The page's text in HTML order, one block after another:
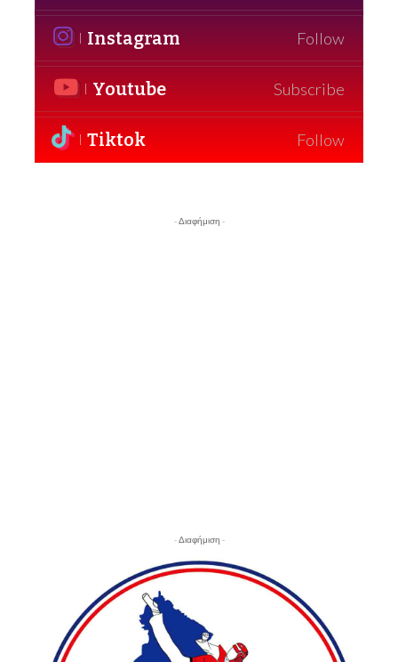
Instagram Follow
Youtube Subscribe
Tiktok Follow
- Διαφήμιση -
- Διαφήμιση -